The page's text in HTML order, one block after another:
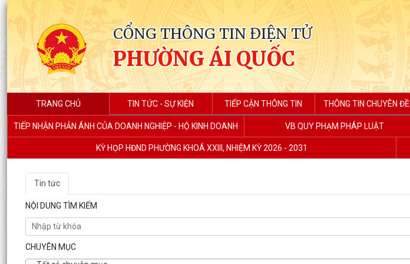
CỔNG THÔNG TIN ĐIỆN TỬ
PHƯỜNG ÁI QUỐC
TRANG CHỦ TIN TỨC - SỰ KIỆN TIẾP CẬN THÔNG TIN THÔNG TIN CHUYÊN ĐỀ
TIẾP NHẬN PHẢN ÁNH CỦA DOANH NGHIỆP - HỘ KINH DOANH VB QUY PHẠM PHÁP LUẬT
KỲ HỌP HĐND PHƯỜNG KHOÁ XXIII, NHIỆM KỲ 2026 - 2031
Tin tức
NỘI DUNG TÌM KIẾM
CHUYÊN MỤC